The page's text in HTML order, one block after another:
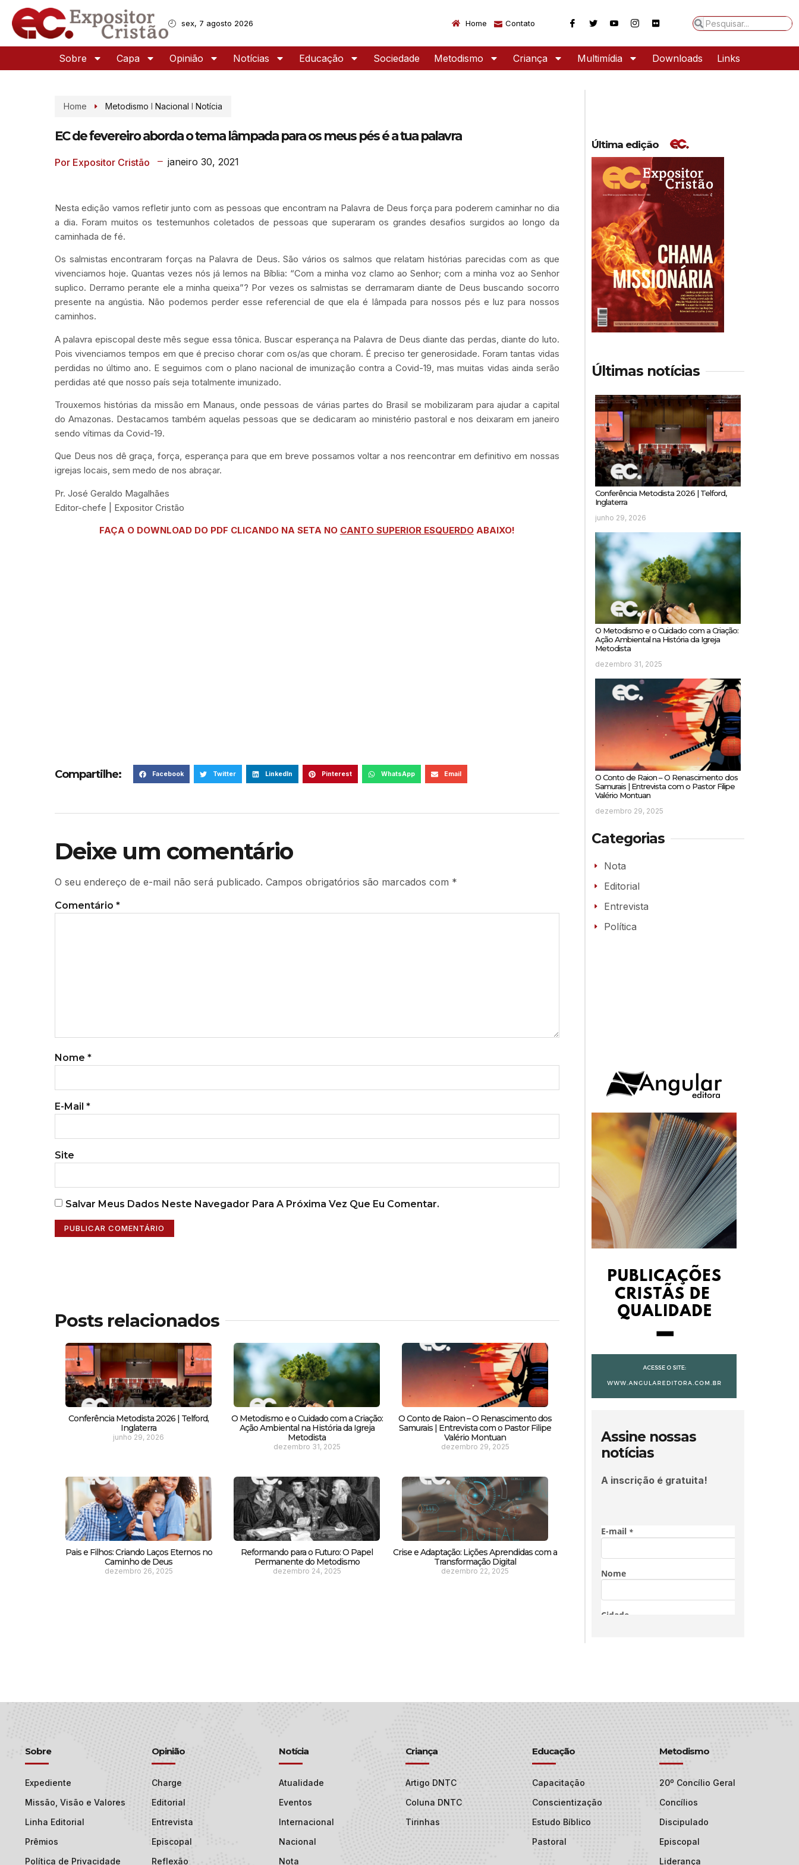
sex, 7 agosto 2026 Home Contato
Sobre Capa Opinião Notícias Educação Sociedade Metodismo Criança Multimídia Downloads Links
Home Metodismo Nacional Notícia
EC de fevereiro aborda o tema lâmpada para os meus pés é a tua palavra
Por Expositor Cristão janeiro 30, 2021
Nesta edição vamos refletir junto com as pessoas que encontram na Palavra de Deus força para poderem caminhar no dia
a dia. Foram muitos os testemunhos coletados de pessoas que superaram os grandes desafios surgidos ao longo da
caminhada de fé.
Os salmistas encontraram forças na Palavra de Deus. São vários os salmos que relatam histórias parecidas com as que
vivenciamos hoje. Quantas vezes nós já lemos na Bíblia: “Com a minha voz clamo ao Senhor; com a minha voz ao Senhor
suplico. Derramo perante ele a minha queixa”? Por vezes os salmistas se derramaram diante de Deus buscando socorro
presente na angústia. Não podemos perder esse referencial de que ela é lâmpada para nossos pés e luz para nossos
caminhos.
A palavra episcopal deste mês segue essa tônica. Buscar esperança na Palavra de Deus diante das perdas, diante do luto.
Pois vivenciamos tempos em que é preciso chorar com os/as que choram. É preciso ter generosidade. Foram tantas vidas
perdidas no último ano. E seguimos com o plano nacional de imunização contra a Covid-19, mas muitas vidas ainda serão
perdidas até que nosso país seja totalmente imunizado.
Trouxemos histórias da missão em Manaus, onde pessoas de várias partes do Brasil se mobilizaram para ajudar a capital
do Amazonas. Destacamos também aquelas pessoas que se dedicaram ao ministério pastoral e nos deixaram em janeiro
sendo vítimas da Covid-19.
Que Deus nos dê graça, força, esperança para que em breve possamos voltar a nos reencontrar em definitivo em nossas
igrejas locais, sem medo de nos abraçar.
Pr. José Geraldo Magalhães
Editor-chefe | Expositor Cristão
FAÇA O DOWNLOAD DO PDF CLICANDO NA SETA NO CANTO SUPERIOR ESQUERDOABAIXO!
Compartilhe: Facebook Twitter LinkedIn Pinterest WhatsApp Email
Deixe um comentário
O seu endereço de e-mail não será publicado. Campos obrigatórios são marcados com *
Comentário *
Nome *
E-Mail *
Site
Salvar Meus Dados Neste Navegador Para A Próxima Vez Que Eu Comentar.
Posts relacionados
Conferência Metodista 2026 | Telford,
Inglaterra
junho 29, 2026
O Metodismo e o Cuidado com a Criação:
Ação Ambiental na História da Igreja
Metodista
dezembro 31, 2025
O Conto de Raion – O Renascimento dos
Samurais | Entrevista com o Pastor Filipe
Valério Montuan
dezembro 29, 2025
Pais e Filhos: Criando Laços Eternos no
Caminho de Deus
dezembro 26, 2025
Reformando para o Futuro: O Papel
Permanente do Metodismo
dezembro 24, 2025
Crise e Adaptação: Lições Aprendidas com a
Transformação Digital
dezembro 22, 2025
Última edição
Últimas notícias
Conferência Metodista 2026 | Telford,
Inglaterra
junho 29, 2026
O Metodismo e o Cuidado com a Criação:
Ação Ambiental na História da Igreja
Metodista
dezembro 31, 2025
O Conto de Raion – O Renascimento dos
Samurais | Entrevista com o Pastor Filipe
Valério Montuan
dezembro 29, 2025
Categorias
Nota
Editorial
Entrevista
Política
Assine nossas
notícias
A inscrição é gratuita!
Sobre
Expediente
Missão, Visão e Valores
Linha Editorial
Prêmios
Política de Privacidade
Opinião
Charge
Editorial
Entrevista
Episcopal
Reflexão
Notícia
Atualidade
Eventos
Internacional
Nacional
Nota
Criança
Artigo DNTC
Coluna DNTC
Tirinhas
Educação
Capacitação
Conscientização
Estudo Bíblico
Pastoral
Metodismo
20º Concílio Geral
Concílios
Discipulado
Episcopal
Liderança